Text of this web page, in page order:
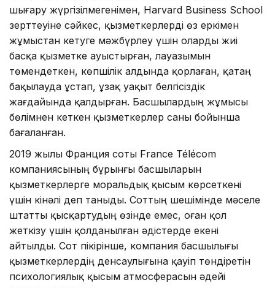
шығару жүргізілмегенімен, Harvard Business School
зерттеуіне сәйкес, қызметкерлерді өз еркімен
жұмыстан кетуге мәжбүрлеу үшін оларды жиі
басқа қызметке ауыстырған, лауазымын
төмендеткен, көпшілік алдында қорлаған, қатаң
бақылауда ұстап, ұзақ уақыт белгісіздік
жағдайында қалдырған. Басшылардың жұмысы
бөлімнен кеткен қызметкерлер саны бойынша
бағаланған.
2019 жылы Франция соты France Télécom
компаниясының бұрынғы басшыларын
қызметкерлерге моральдық қысым көрсеткені
үшін кінәлі деп таныды. Соттың шешімінде мәселе
штатты қысқартудың өзінде емес, оған қол
жеткізу үшін қолданылған әдістерде екені
айтылды. Сот пікірінше, компания басшылығы
қызметкерлердің денсаулығына қауіп төндіретін
психологиялық қысым атмосферасын әдейі